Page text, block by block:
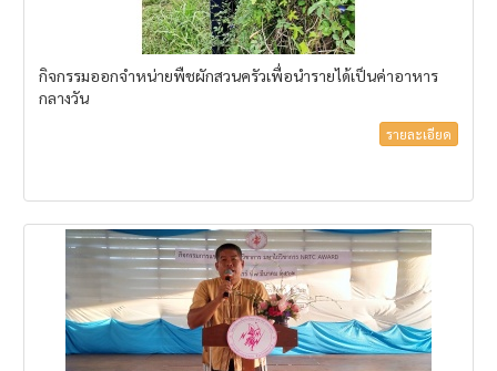
กิจกรรมออกจำหน่ายพืชผักสวนครัวเพื่อนำรายได้เป็นค่าอาหาร
กลางวัน
รายละเอียด